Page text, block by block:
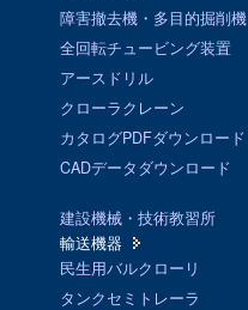
障害撤去機・多目的掘削機
全回転チュービング装置
アースドリル
クローラクレーン
カタログPDFダウンロード
CADデータダウンロード
建設機械・技術教習所
輸送機器
民生用バルクローリ
タンクセミトレーラ